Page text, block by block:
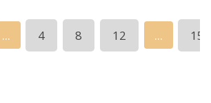
... 4 8 12 ... 15